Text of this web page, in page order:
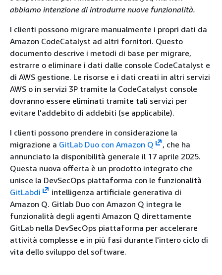
abbiamo intenzione di introdurre nuove funzionalità.
I clienti possono migrare manualmente i propri dati da
Amazon CodeCatalyst ad altri fornitori. Questo
documento descrive i metodi di base per migrare,
estrarre o eliminare i dati dalle console CodeCatalyst e
di AWS gestione. Le risorse e i dati creati in altri servizi
AWS o in servizi 3P tramite la CodeCatalyst console
dovranno essere eliminati tramite tali servizi per
evitare l'addebito di addebiti (se applicabile).
I clienti possono prendere in considerazione la
migrazione a GitLab Duo con Amazon Q
, che ha
annunciato la disponibilità generale il 17 aprile 2025.
Questa nuova offerta è un prodotto integrato che
unisce la DevSecOps piattaforma con le funzionalità
GitLabdi
intelligenza artificiale generativa di
Amazon Q. Gitlab Duo con Amazon Q integra le
funzionalità degli agenti Amazon Q direttamente
GitLab nella DevSecOps piattaforma per accelerare
attività complesse e in più fasi durante l'intero ciclo di
vita dello sviluppo del software.